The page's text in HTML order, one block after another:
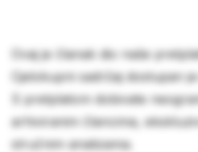
Ovaj je članak dio naše
Cjelokupni sadržaj dostupan
S pretplatom dobivate
arhiviranim člancima,
stručnim analizama.